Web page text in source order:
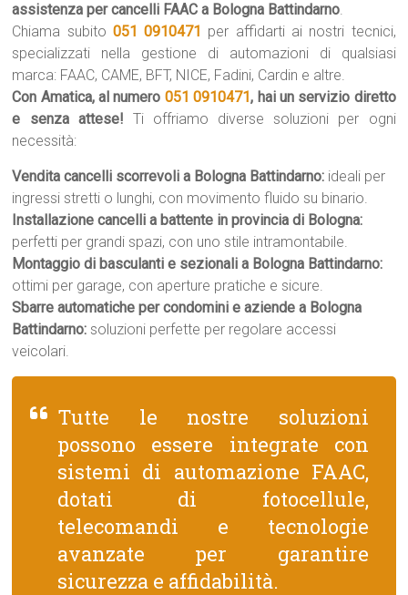
assistenza per cancelli FAAC a Bologna Battindarno.
Chiama subito 051 0910471 per affidarti ai nostri tecnici,
specializzati nella gestione di automazioni di qualsiasi
marca: FAAC, CAME, BFT, NICE, Fadini, Cardin e altre.
Con Amatica, al numero 051 0910471, hai un servizio diretto
e senza attese! Ti offriamo diverse soluzioni per ogni
necessità:
Vendita cancelli scorrevoli a Bologna Battindarno: ideali per
ingressi stretti o lunghi, con movimento fluido su binario.
Installazione cancelli a battente in provincia di Bologna:
perfetti per grandi spazi, con uno stile intramontabile.
Montaggio di basculanti e sezionali a Bologna Battindarno:
ottimi per garage, con aperture pratiche e sicure.
Sbarre automatiche per condomini e aziende a Bologna
Battindarno: soluzioni perfette per regolare accessi
veicolari.
Tutte le nostre soluzioni
possono essere integrate con
sistemi di automazione FAAC,
dotati di fotocellule,
telecomandi e tecnologie
avanzate per garantire
sicurezza e affidabilità.